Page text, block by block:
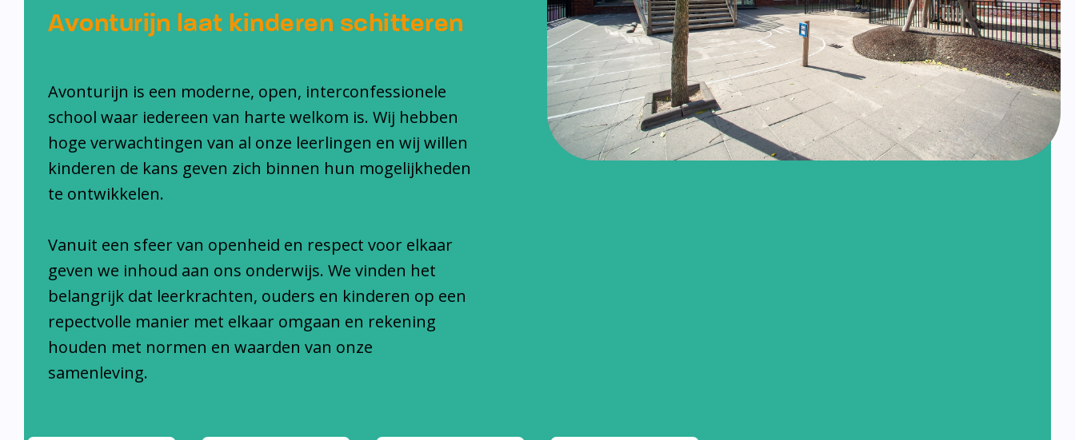
Avonturijn laat kinderen schitteren
Avonturijn is een moderne, open, interconfessionele
school waar iedereen van harte welkom is. Wij hebben
hoge verwachtingen van al onze leerlingen en wij willen
kinderen de kans geven zich binnen hun mogelijkheden
te ontwikkelen.
Vanuit een sfeer van openheid en respect voor elkaar
geven we inhoud aan ons onderwijs. We vinden het
belangrijk dat leerkrachten, ouders en kinderen op een
repectvolle manier met elkaar omgaan en rekening
houden met normen en waarden van onze
samenleving.